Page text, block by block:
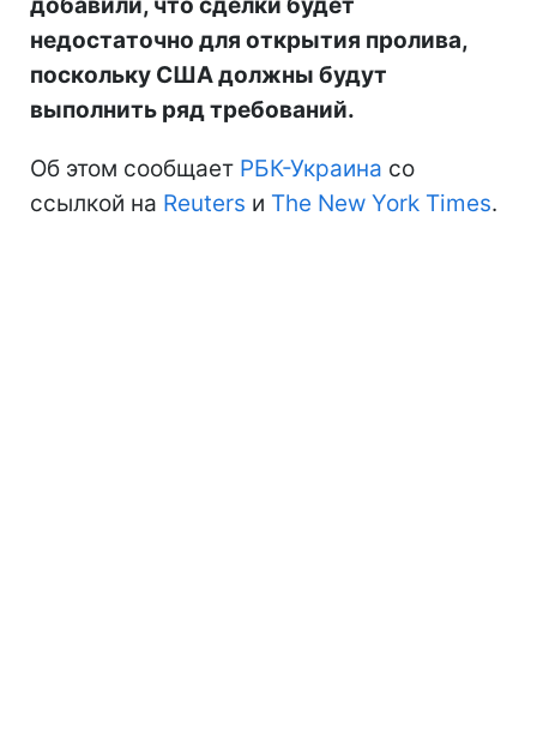
недостаточно для открытия пролива,
поскольку США должны будут
выполнить ряд требований.
Об этом сообщает РБК-Украина со
ссылкой на Reuters и The New York Times.